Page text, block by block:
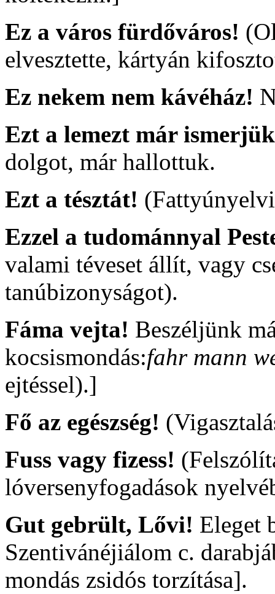
Ez a város fürdőváros!
elvesztette, kártyán
Ez nekem nem kávéház!
Ezt a lemezt már
dolgot, már hallottuk.
Ezt a tésztát!
Ezzel a tudománnyal
valami téveset állít, vagy
tanúbizonyságot).
Fáma vejta! Beszéljünk
kocsismondás:fahr mann
ejtéssel).]
Fő az egészség!
Fuss vagy fizess!
lóversenyfogadások
Gut gebrült, Lővi! Eleget
Szentivánéjiálom c.
mondás zsidós torzítása].